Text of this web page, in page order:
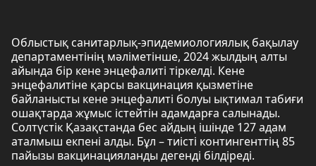
Облыстық санитарлық-эпидемиологиялық бақылау
департаментінің мәліметінше, 2024 жылдың алты
айында бір кене энцефалиті тіркелді. Кене
энцефалитіне қарсы вакцинация қызметіне
байланысты кене энцефалиті болуы ықтимал табиғи
ошақтарда жұмыс істейтін адамдарға салынады.
Солтүстік Қазақстанда бес айдың ішінде 127 адам
аталмыш екпені алды. Бұл – тиісті контингенттің 85
пайызы вакцинацияланды дегенді білдіреді.